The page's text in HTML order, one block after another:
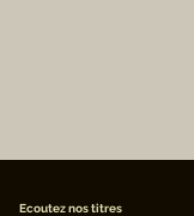
Ecoutez nos titres